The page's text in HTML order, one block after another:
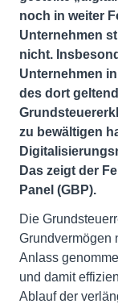
noch in weiter
Unternehmen
nicht.
Unternehmen
des dort
zu bewältigen
Das zeigt der
Panel (GBP).
Die
Grundvermögen
Anlass
und damit
Ablauf der